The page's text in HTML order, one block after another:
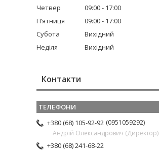
Четвер
09:00
17:00
Пʼятниця
09:00
17:00
Субота
Вихідний
Неділя
Вихідний
Контакти
+380 (68) 105-92-92 0951059292
Андрій Олександрович (Директор)
+380 (68) 241-68-22